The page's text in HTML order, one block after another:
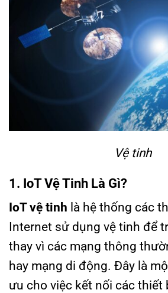
Vệ tinh
1. IoT Vệ Tinh Là Gì?
IoT vệ tinh là hệ thống các
Internet sử dụng vệ tinh để
thay vì các mạng thông
hay mạng di động. Đây là
ưu cho việc kết nối các thiết